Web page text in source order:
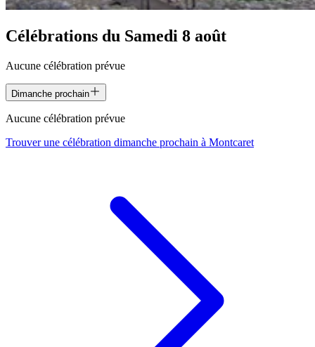
Célébrations du Samedi 8 août
Aucune célébration prévue
Dimanche prochain
Aucune célébration prévue
Trouver une célébration dimanche prochain à Montcaret